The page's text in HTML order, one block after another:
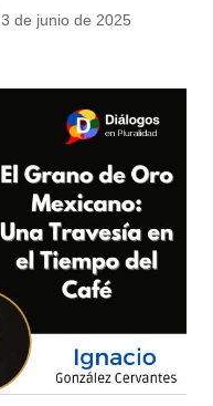
3 de junio de 2025